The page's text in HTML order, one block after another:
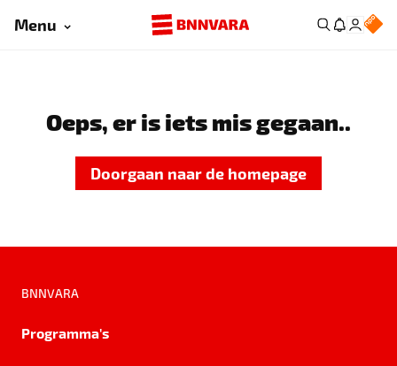
Menu
Oeps, er is iets mis gegaan..
Doorgaan naar de homepage
BNNVARA
Programma's